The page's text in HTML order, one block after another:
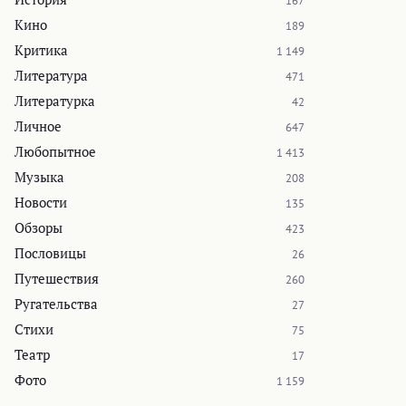
Кино 189
Критика 1 149
Литература 471
Литературка 42
Личное 647
Любопытное 1 413
Музыка 208
Новости 135
Обзоры 423
Пословицы 26
Путешествия 260
Ругательства 27
Стихи 75
Театр 17
Фото 1 159